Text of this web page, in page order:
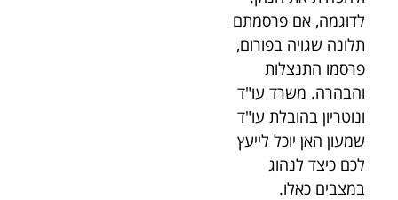
לדוגמה, אם פרסמתם
תלונה שגויה בפורום,
פרסמו התנצלות
והבהרה. משרד עו"ד
ונוטריון בהובלת עו"ד
שמעון האן יוכל לייעץ
לכם כיצד לנהוג
במצבים כאלו.